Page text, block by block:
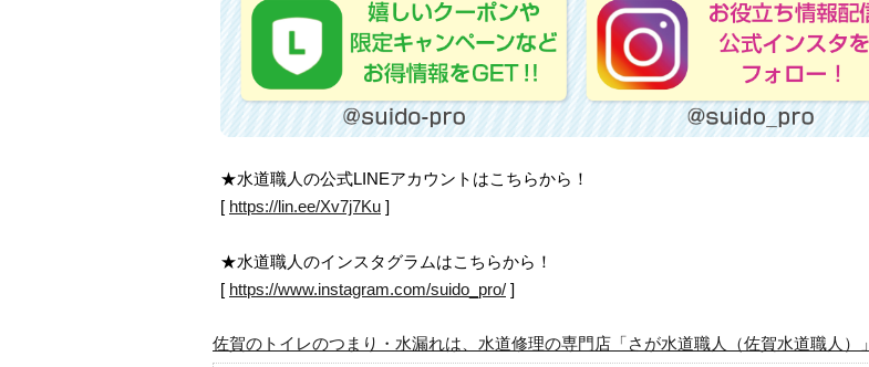
★水道職人の公式LINEアカウントはこちらから！
[ https://lin.ee/Xv7j7Ku ]
★水道職人のインスタグラムはこちらから！
[ https://www.instagram.com/suido_pro/ ]
佐賀のトイレのつまり・水漏れは、水道修理の専門店「さが水道職人（佐賀水道職人）」